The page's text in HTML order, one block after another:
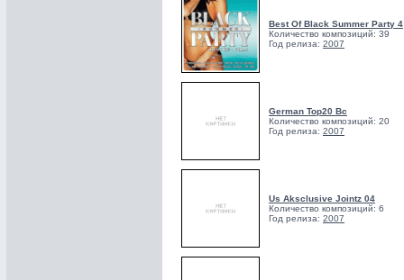
Best Of Black Summer Party 4
Количество композиций: 39
Год релиза: 2007
German Top20 Bc
Количество композиций: 20
Год релиза: 2007
Us Aksclusive Jointz 04
Количество композиций: 6
Год релиза: 2007